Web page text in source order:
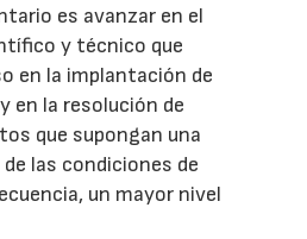
es avanzar en el
y técnico que
en la implantación de
en la resolución de
que supongan una
las condiciones de
un mayor nivel